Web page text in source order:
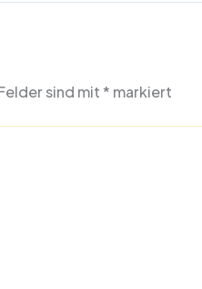
sind mit* markiert